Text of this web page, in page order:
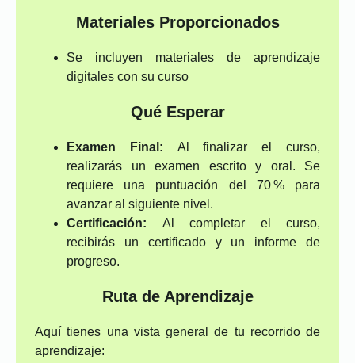
Materiales Proporcionados
Se incluyen materiales de aprendizaje
digitales con su curso
Qué Esperar
Examen Final: Al finalizar el curso,
realizarás un examen escrito y oral. Se
requiere una puntuación del 70 % para
avanzar al siguiente nivel.
Certificación: Al completar el curso,
recibirás un certificado y un informe de
progreso.
Ruta de Aprendizaje
Aquí tienes una vista general de tu recorrido de
aprendizaje: